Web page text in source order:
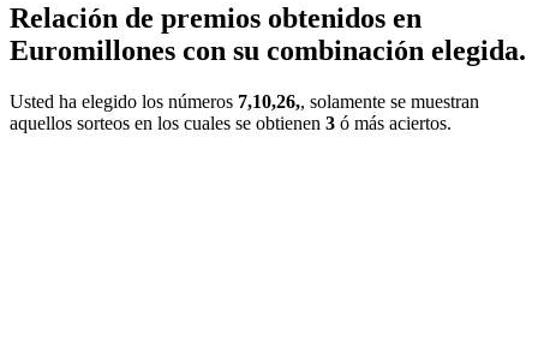
Relación de premios obtenidos en
Euromillones con su combinación elegida.
Usted ha elegido los números 7,10,26,, solamente se muestran
aquellos sorteos en los cuales se obtienen 3 ó más aciertos.